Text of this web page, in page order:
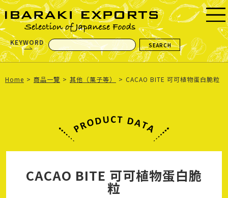
KEYWORD
Home 商品一覽 其他（菓子等） CACAO BITE 可可植物蛋白脆粒
CACAO BITE 可可植物蛋白脆
粒